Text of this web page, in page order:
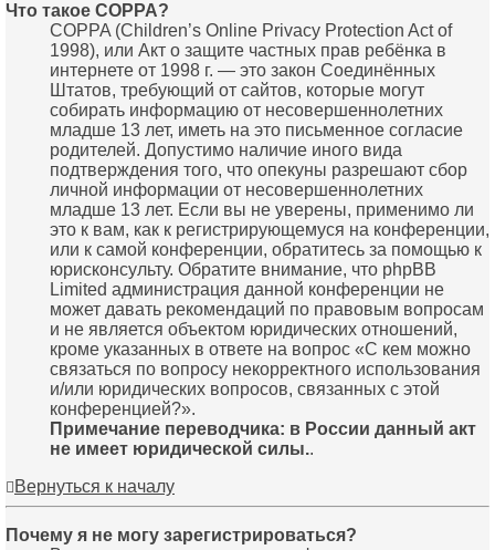
Что такое COPPA?
COPPA (Children’s Online Privacy Protection Act of
1998), или Акт о защите частных прав ребёнка в
интернете от 1998 г. — это закон Соединённых
Штатов, требующий от сайтов, которые могут
собирать информацию от несовершеннолетних
младше 13 лет, иметь на это письменное согласие
родителей. Допустимо наличие иного вида
подтверждения того, что опекуны разрешают сбор
личной информации от несовершеннолетних
младше 13 лет. Если вы не уверены, применимо ли
это к вам, как к регистрирующемуся на конференции,
или к самой конференции, обратитесь за помощью к
юрисконсульту. Обратите внимание, что phpBB
Limited администрация данной конференции не
может давать рекомендаций по правовым вопросам
и не является объектом юридических отношений,
кроме указанных в ответе на вопрос «С кем можно
связаться по вопросу некорректного использования
и/или юридических вопросов, связанных с этой
конференцией?».
Примечание переводчика: в России данный акт
не имеет юридической силы..
Вернуться к началу
Почему я не могу зарегистрироваться?